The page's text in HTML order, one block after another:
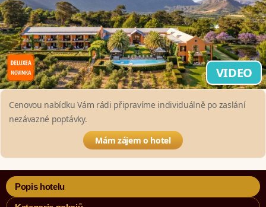
VIDEO
Cenovou nabídku Vám rádi připravíme individuálně po zaslání
nezávazné poptávky.
Mám zájem o hotel
Popis hotelu